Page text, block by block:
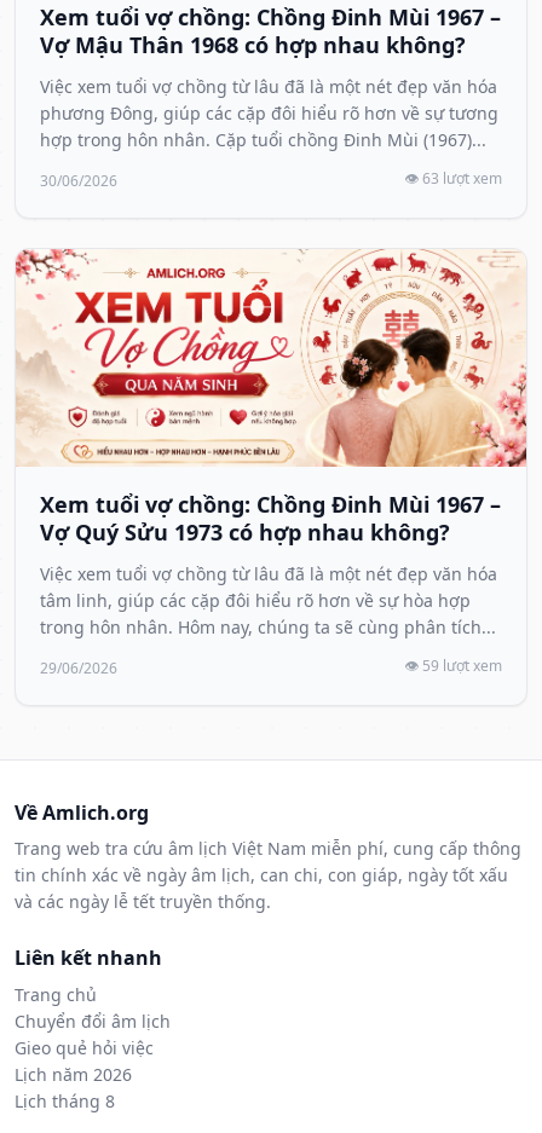
Xem tuổi vợ chồng: Chồng Đinh Mùi 1967 –
Vợ Mậu Thân 1968 có hợp nhau không?
Việc xem tuổi vợ chồng từ lâu đã là một nét đẹp văn hóa
phương Đông, giúp các cặp đôi hiểu rõ hơn về sự tương
hợp trong hôn nhân. Cặp tuổi chồng Đinh Mùi (1967)...
30/06/2026 👁️ 63 lượt xem
Xem tuổi vợ chồng: Chồng Đinh Mùi 1967 –
Vợ Quý Sửu 1973 có hợp nhau không?
Việc xem tuổi vợ chồng từ lâu đã là một nét đẹp văn hóa
tâm linh, giúp các cặp đôi hiểu rõ hơn về sự hòa hợp
trong hôn nhân. Hôm nay, chúng ta sẽ cùng phân tích...
29/06/2026 👁️ 59 lượt xem
Về Amlich.org
Trang web tra cứu âm lịch Việt Nam miễn phí, cung cấp thông
tin chính xác về ngày âm lịch, can chi, con giáp, ngày tốt xấu
và các ngày lễ tết truyền thống.
Liên kết nhanh
Trang chủ
Chuyển đổi âm lịch
Gieo quẻ hỏi việc
Lịch năm 2026
Lịch tháng 8